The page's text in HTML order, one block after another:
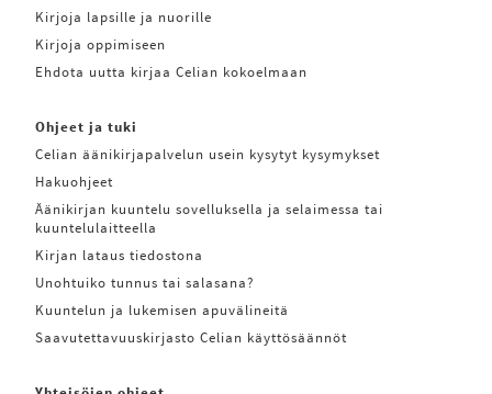
Kirjoja lapsille ja nuorille
Kirjoja oppimiseen
Ehdota uutta kirjaa Celian kokoelmaan
Ohjeet ja tuki
Celian äänikirjapalvelun usein kysytyt kysymykset
Hakuohjeet
Äänikirjan kuuntelu sovelluksella ja selaimessa tai
kuuntelulaitteella
Kirjan lataus tiedostona
Unohtuiko tunnus tai salasana?
Kuuntelun ja lukemisen apuvälineitä
Saavutettavuuskirjasto Celian käyttösäännöt